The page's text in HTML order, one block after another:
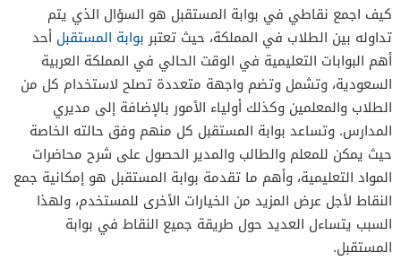
كيف اجمع نقاطي في بوابة المستقبل هو السؤال الذي يتم
تداوله بين الطلاب في المملكة، حيث تعتبربوابة المستقبل أحد
أهم البوابات التعليمية في الوقت الحالي في المملكة العربية
السعودية، وتشمل وتضم واجهة متعددة تصلح لاستخدام كل من
الطلاب والمعلمين وكذلك أولياء الأمور بالإضافة إلى مديري
المدارس. وتساعد بوابة المستقبل كل منهم وفق حالته الخاصة
حيث يمكن للمعلم والطالب والمدير الحصول على شرح محاضرات
المواد التعليمية، وأهم ما تقدمة بوابة المستقبل هو إمكانية جمع
النقاط لأجل عرض المزيد من الخيارات الأخرى للمستخدم، ولهذا
السبب يتساءل العديد حول طريقة جميع النقاط في بوابة
المستقبل.